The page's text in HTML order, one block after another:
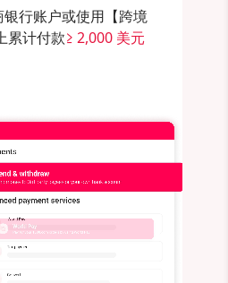
行账户或使用【跨境
累计付款≥ 2,000 美元